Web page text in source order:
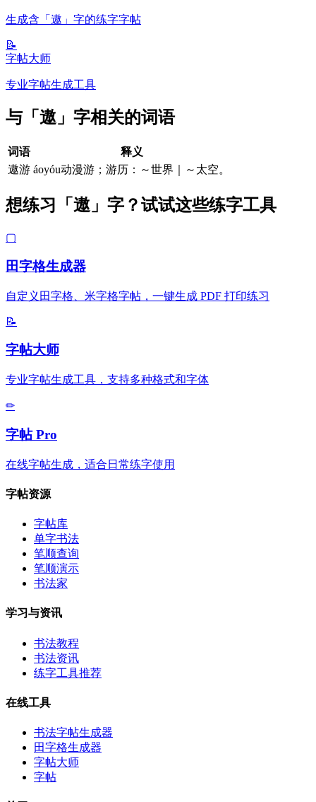
生成含「遨」字的练字字帖
📝
字帖大师
专业字帖生成工具
与「遨」字相关的词语
词语
释义
遨游 áoyóu动漫游；游历：～世界｜～太空。
想练习「遨」字？试试这些练字工具
▢
田字格生成器
自定义田字格、米字格字帖，一键生成 PDF 打印练习
📝
字帖大师
专业字帖生成工具，支持多种格式和字体
✏
字帖 Pro
在线字帖生成，适合日常练字使用
字帖资源
字帖库
单字书法
笔顺查询
笔顺演示
书法家
学习与资讯
书法教程
书法资讯
练字工具推荐
在线工具
书法字帖生成器
田字格生成器
字帖大师
字帖